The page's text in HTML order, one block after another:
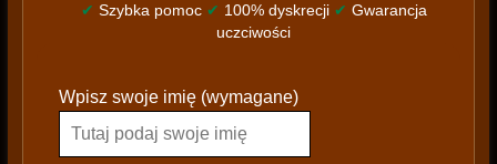
✔ Szybka pomoc ✔ 100% dyskrecji ✔ Gwarancja
uczciwości
l
a
Wpisz swoje imię (wymagane)